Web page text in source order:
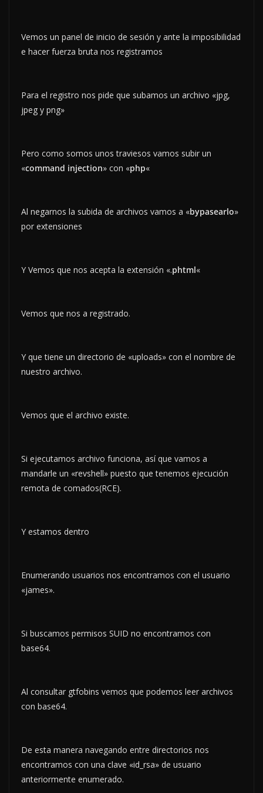
Vemos un panel de inicio de sesión y ante la imposibilidad
e hacer fuerza bruta nos registramos
Para el registro nos pide que subamos un archivo «jpg,
jpeg y png»
Pero como somos unos traviesos vamos subir un
«command injection» con «php«
Al negarnos la subida de archivos vamos a «bypasearlo»
por extensiones
Y Vemos que nos acepta la extensión «.phtml«
Vemos que nos a registrado.
Y que tiene un directorio de «uploads» con el nombre de
nuestro archivo.
Vemos que el archivo existe.
Si ejecutamos archivo funciona, así que vamos a
mandarle un «revshell» puesto que tenemos ejecución
remota de comados(RCE).
Y estamos dentro
Enumerando usuarios nos encontramos con el usuario
«james».
Si buscamos permisos SUID no encontramos con
base64.
Al consultar gtfobins vemos que podemos leer archivos
con base64.
De esta manera navegando entre directorios nos
encontramos con una clave «id_rsa» de usuario
anteriormente enumerado.